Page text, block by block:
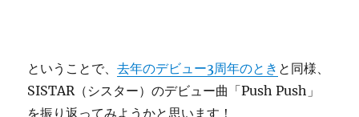
ということで、去年のデビュー3周年のとき と同様、
SISTAR（シスター）のデビュー曲「Push Push」
を振り返ってみようかと思います！